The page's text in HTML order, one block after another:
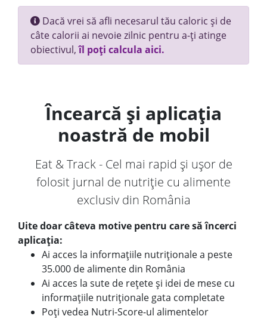
Dacă vrei să afli necesarul tău caloric și de
câte calorii ai nevoie zilnic pentru a-ți atinge
obiectivul,îl poți calcula aici.
Încearcă și aplicația
noastră de mobil
Eat & Track - Cel mai rapid și ușor de
folosit jurnal de nutriție cu alimente
exclusiv din România
Uite doar câteva motive pentru care să încerci
aplicația:
Ai acces la informațiile nutriționale a peste
35.000 de alimente din România
Ai acces la sute de rețete și idei de mese cu
informațiile nutriționale gata completate
Poți vedea Nutri-Score-ul alimentelor